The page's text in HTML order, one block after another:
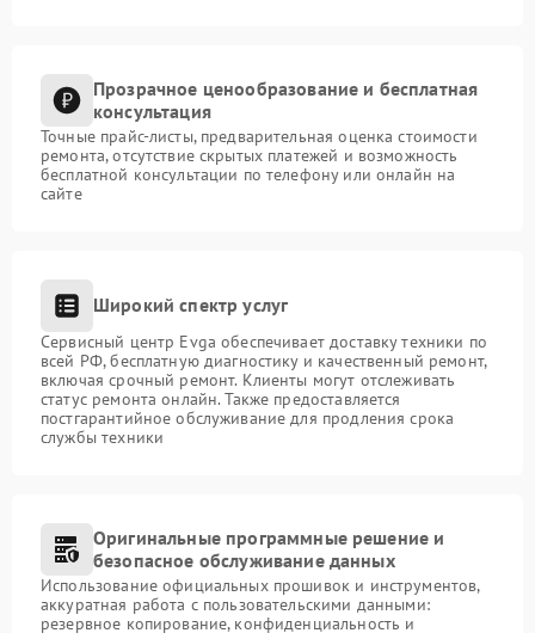
Прозрачное ценообразование и бесплатная
консультация
Точные прайс-листы, предварительная оценка стоимости
ремонта, отсутствие скрытых платежей и возможность
бесплатной консультации по телефону или онлайн на
сайте
Широкий спектр услуг
Сервисный центр Evga обеспечивает доставку техники по
всей РФ, бесплатную диагностику и качественный ремонт,
включая срочный ремонт. Клиенты могут отслеживать
статус ремонта онлайн. Также предоставляется
постгарантийное обслуживание для продления срока
службы техники
Оригинальные программные решение и
безопасное обслуживание данных
Использование официальных прошивок и инструментов,
аккуратная работа с пользовательскими данными:
резервное копирование, конфиденциальность и